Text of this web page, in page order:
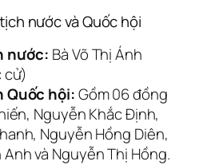
nước và Quốc hội
nước: Bà Võ Thị Ánh
cử)
Quốc hội:Gồm 06 đồng
Nguyễn Khắc Định,
Nguyễn Hồng Diên,
và Nguyễn Thị Hồng.